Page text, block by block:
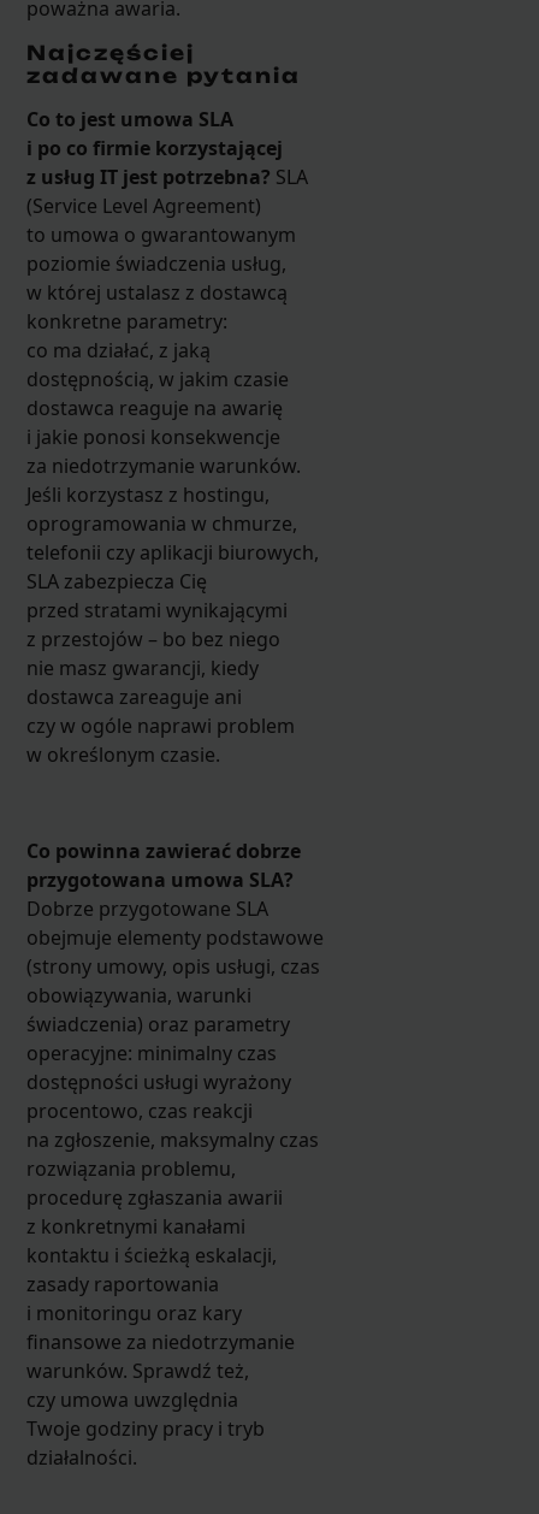
poważna awaria.
Najczęściej
zadawane pytania
Co to jest umowa SLA
i po co firmie korzystającej
z usług IT jest potrzebna? SLA
(Service Level Agreement)
to umowa o gwarantowanym
poziomie świadczenia usług,
w której ustalasz z dostawcą
konkretne parametry:
co ma działać, z jaką
dostępnością, w jakim czasie
dostawca reaguje na awarię
i jakie ponosi konsekwencje
za niedotrzymanie warunków.
Jeśli korzystasz z hostingu,
oprogramowania w chmurze,
telefonii czy aplikacji biurowych,
SLA zabezpiecza Cię
przed stratami wynikającymi
z przestojów – bo bez niego
nie masz gwarancji, kiedy
dostawca zareaguje ani
czy w ogóle naprawi problem
w określonym czasie.
Co powinna zawierać dobrze
przygotowana umowa SLA?
Dobrze przygotowane SLA
obejmuje elementy podstawowe
(strony umowy, opis usługi, czas
obowiązywania, warunki
świadczenia) oraz parametry
operacyjne: minimalny czas
dostępności usługi wyrażony
procentowo, czas reakcji
na zgłoszenie, maksymalny czas
rozwiązania problemu,
procedurę zgłaszania awarii
z konkretnymi kanałami
kontaktu i ścieżką eskalacji,
zasady raportowania
i monitoringu oraz kary
finansowe za niedotrzymanie
warunków. Sprawdź też,
czy umowa uwzględnia
Twoje godziny pracy i tryb
działalności.